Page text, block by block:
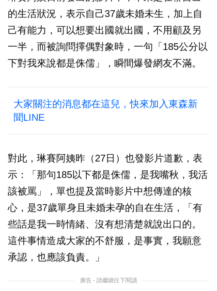
的生活狀況，表示自己37歲未婚未生，加上自
己有能力，可以想要出國就出國，不用顧及另
一半，而被詢問擇偶對象時，一句「185公分以
下對我來說都是侏儒」，瞬間爆發網友不滿。
大家關注的消息都在這兒，快來加入東森新
聞LINE
對此，琳賽阿姨昨（27日）也發影片道歉，表
示：「那句185以下都是侏儒，是我嘴秋，我活
該被罵」，單也提及當時影片中想傳達的核
心，是37歲單身且未婚未孕的自在生活，「有
些話是我一時情緒、沒有想清楚就說出口的。
這件事情造成大家的不舒服，是事實，我願意
承認，也應該負責。」
廣告 - 請繼續往下閱讀